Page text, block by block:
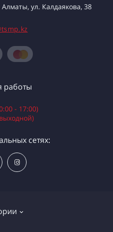
Алматы, ул. Калдаякова, 38
работы
- 17:00)
сетях: